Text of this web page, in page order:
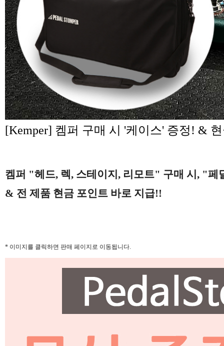
[Kemper] 켐퍼 구매 시 '케이스' 증정! &
켐퍼 "헤드, 렉, 스테이지, 리모트" 구매 시, "
& 전 제품 현금 포인트 바로 지급!!
* 이미지를 클릭하면 판매 페이지로 이동됩니다.